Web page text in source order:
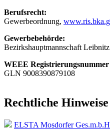
Berufsrecht:
Gewerbeordnung,
Gewerbebehörde:
Bezirkshauptmannschaft Leibnitz
WEEE
GLN 9008390879108
Rechtliche Hinweise
ELSTA Mosdorfer